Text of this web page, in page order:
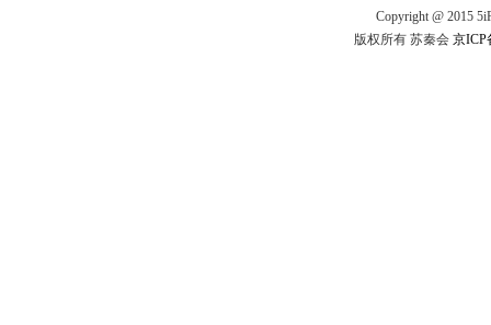
Copyright @ 2015
版权所有 苏秦会 京ICP